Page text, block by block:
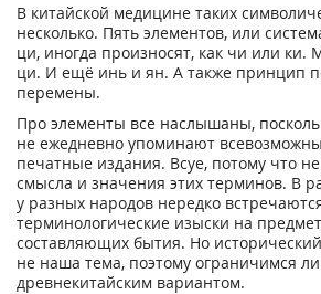
В китайской медицине таких
несколько. Пять элементов, или
ци, иногда произносят, как чи или ки.
ци. И ещё инь и ян. А также принцип
перемены.
Про элементы все наслышаны,
не ежедневно упоминают
печатные издания. Всуе, потому что
смысла и значения этих терминов. В
у разных народов нередко
терминологические изыски на
составляющих бытия. Но
не наша тема, поэтому ограничимся
древнекитайским вариантом.